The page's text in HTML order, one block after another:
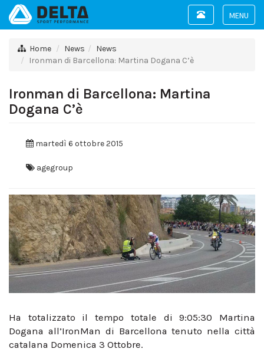
Toggle
Toggle
navigation
Home News
News
Ironman di Barcellona: Martina Dogana C’è
Ironman di Barcellona: Martina
Dogana C’è
martedì 6 ottobre 2015
agegroup
Ha totalizzato il tempo totale di 9:05:30 Martina
Dogana all’IronMan di Barcellona tenuto nella città
catalana Domenica 3 Ottobre.